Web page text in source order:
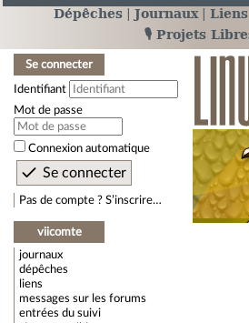
Dépêches Journaux Liens
🎙️ Projets
Se connecter
Identifiant
Mot de passe
Connexion automatique
Pas de compte ? S’inscrire…
viicomte
journaux
dépêches
liens
messages sur les forums
entrées du suivi